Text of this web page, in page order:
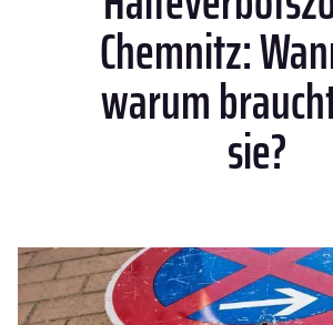
Chemnitz:
warum
sie?